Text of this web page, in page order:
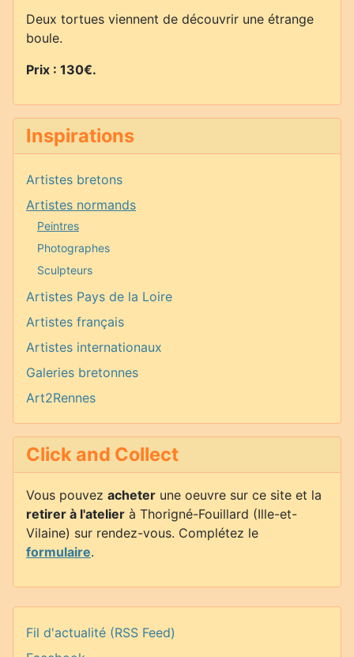
Deux tortues viennent de découvrir une étrange
boule.
Prix : 130€.
Inspirations
Artistes bretons
Artistes normands
Peintres
Photographes
Sculpteurs
Artistes Pays de la Loire
Artistes français
Artistes internationaux
Galeries bretonnes
Art2Rennes
Click and Collect
Vous pouvez acheter une oeuvre sur ce site et la
retirer à l'atelier à Thorigné-Fouillard (Ille-et-
Vilaine) sur rendez-vous. Complétez le
formulaire.
Fil d'actualité (RSS Feed)